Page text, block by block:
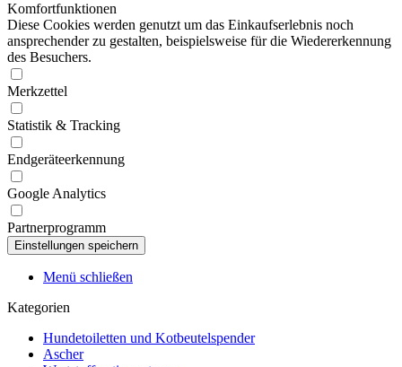
Komfortfunktionen
Diese Cookies werden genutzt um das Einkaufserlebnis noch
ansprechender zu gestalten, beispielsweise für die Wiedererkennung
des Besuchers.
Merkzettel
Statistik & Tracking
Endgeräteerkennung
Google Analytics
Partnerprogramm
Menü schließen
Kategorien
Hundetoiletten und Kotbeutelspender
Ascher